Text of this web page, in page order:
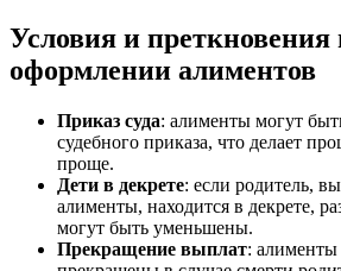
Условия и преткновения
оформлении алиментов
Приказ суда: алименты могут
судебного приказа, что делает
проще.
Дети в декрете: если родитель,
алименты, находится в декрете,
могут быть уменьшены.
Прекращение выплат: